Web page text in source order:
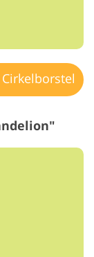
Cirkelborstel